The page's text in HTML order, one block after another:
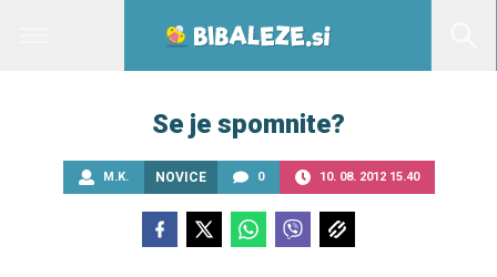
Se je spomnite?
M.K. NOVICE 0 10. 08. 2012 15.40